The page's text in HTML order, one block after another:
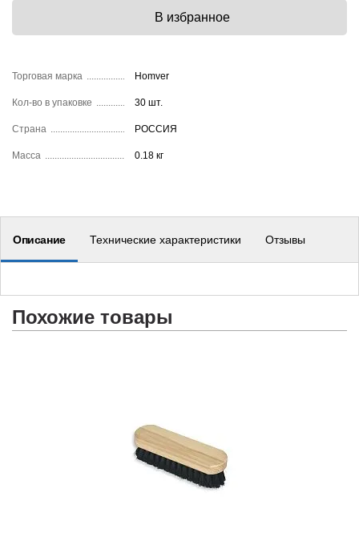
Торговая марка Homver
Кол-во в упаковке 30 шт.
Страна РОССИЯ
Масса 0.18 кг
Описание Технические характеристики Отзывы
Похожие товары